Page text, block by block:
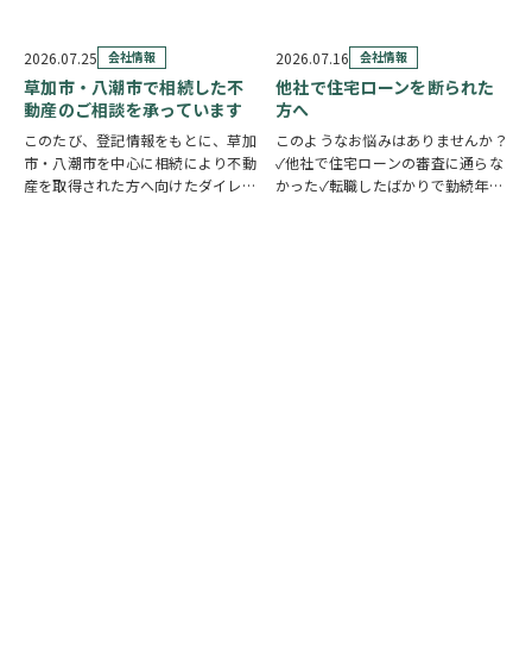
せて選べる4つの見学コースをご用
意しています。 …
望の日程を選んで、必要事項を入力
するだけで予約完了！ 「まずは相
談だけしたい」「気…
2026.07.25 会社情報
草加市・八潮市で相続した不
動産のご相談を承っています
このたび、登記情報をもとに、草加
市・八潮市を中心に相続により不動
産を取得された方へ向けたダイレク
2026.07.16 会社情報
他社で住宅ローンを断られた
方へ
このようなお悩みはありませんか？
✓他社で住宅ローンの審査に通らな
かった✓転職したばかりで勤続年数